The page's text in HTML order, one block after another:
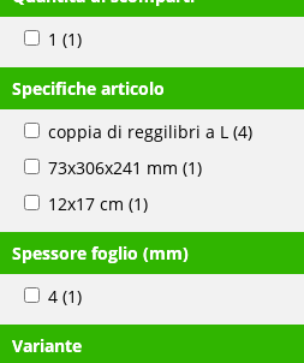
1 (1)
Specifiche articolo
coppia di reggilibri a L (4)
73x306x241 mm (1)
12x17 cm (1)
Spessore foglio (mm)
4 (1)
Variante